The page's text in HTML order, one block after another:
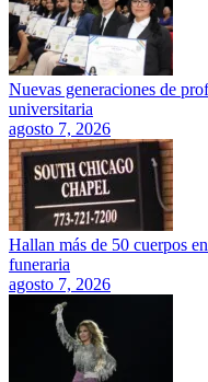
Nuevas generaciones de
universitaria
agosto 7, 2026
Hallan más de 50 cuerpos
funeraria
agosto 7, 2026